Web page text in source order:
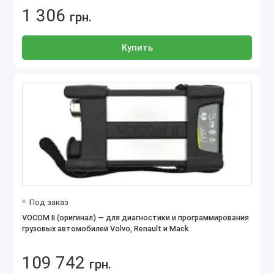
1 306 грн.
Купить
Под заказ
VOCOM II (оригинал) — для диагностики и программирования
грузовых автомобилей Volvo, Renault и Mack
109 742 грн.